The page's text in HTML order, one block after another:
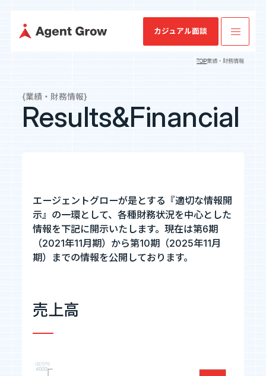
健康経営宣言
カジュアル面談
TOP
採用情報
IR情報
お問い合わせ
TOP業績・財務情報
{業績・財務情報}
Results&Financial
エージェントグローが是とする『適切な情報開
示』の一環として、各種財務状況を中心とした
情報を下記に開示いたします。現在は第6期
（2021年11月期）から第10期（2025年11月
期）までの情報を公開しております。
売上高